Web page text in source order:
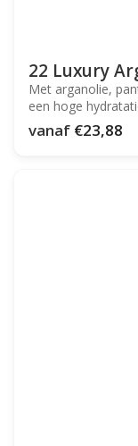
22 Luxury
Met arganolie,
een hoge
vanaf €23,88